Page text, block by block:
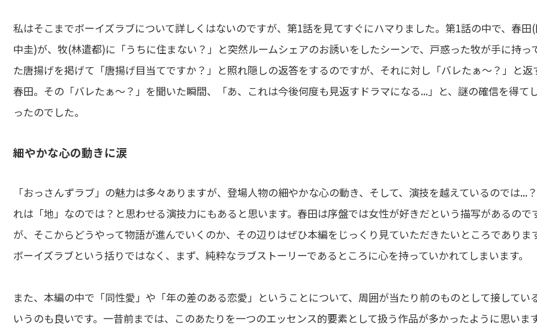
私はそこまでボーイズラブについて詳しくはないのですが、第1話を見てすぐにハマりました。第1話の中で、春田
中圭)が、牧(林遣都)に「うちに住まない？」と突然ルームシェアのお誘いをしたシーンで、戸惑った牧が手に持っ
た唐揚げを掲げて「唐揚げ目当てですか？」と照れ隠しの返答をするのですが、それに対し「バレたぁ～？」と返
春田。その「バレたぁ～？」を聞いた瞬間、「あ、これは今後何度も見返すドラマになる...」と、謎の確信を得て
ったのでした。
細やかな心の動きに涙
「おっさんずラブ」の魅力は多々ありますが、登場人物の細やかな心の動き、そして、演技を越えているのでは...
れは「地」なのでは？と思わせる演技力にもあると思います。春田は序盤では女性が好きだという描写があるので
が、そこからどうやって物語が進んでいくのか、その辺りはぜひ本編をじっくり見ていただきたいところでありま
ボーイズラブという括りではなく、まず、純粋なラブストーリーであるところに心を持っていかれてしまいます。
また、本編の中で「同性愛」や「年の差のある恋愛」ということについて、周囲が当たり前のものとして接してい
いうのも良いです。一昔前までは、このあたりを一つのエッセンス的要素として扱う作品が多かったように思いま